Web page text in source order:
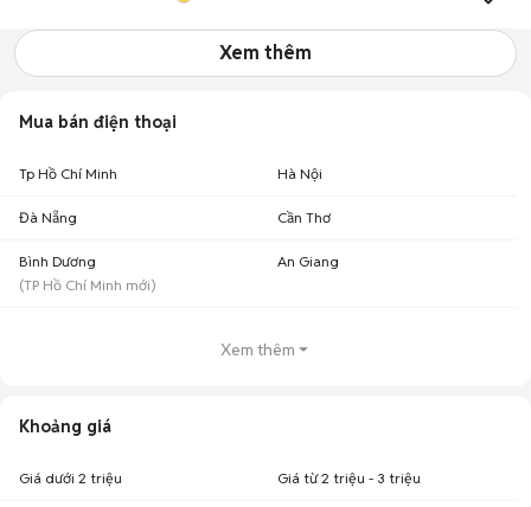
Xem thêm
Mua bán điện thoại
Tp Hồ Chí Minh Hà Nội
Đà Nẵng Cần Thơ
Bình Dương
(TP Hồ Chí Minh mới)
An Giang
Xem thêm
Khoảng giá
Giá dưới 2 triệu Giá từ 2 triệu - 3 triệu